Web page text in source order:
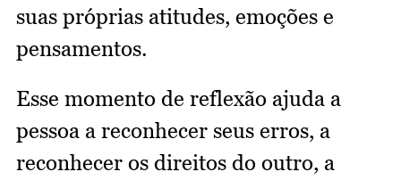
suas próprias atitudes, emoções e
pensamentos.
Esse momento de reflexão ajuda a
pessoa a reconhecer seus erros, a
reconhecer os direitos do outro, a